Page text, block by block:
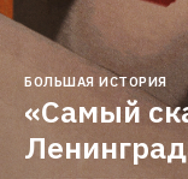
БОЛЬШАЯ ИСТОРИЯ
«Самый